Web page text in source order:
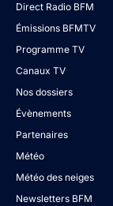
Direct Radio BFM
Émissions BFMTV
Programme TV
Canaux TV
Nos dossiers
Évènements
Partenaires
Météo
Météo des neiges
Newsletters BFM